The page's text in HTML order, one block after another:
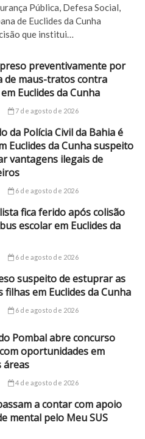
Pública, Defesa Social,
de Euclides da Cunha
que institui…
preventivamente por
de maus-tratos contra
Euclides da Cunha
7 de agosto de 2026
da Polícia Civil da Bahia é
Euclides da Cunha suspeito
vantagens ilegais de
6 de agosto de 2026
fica ferido após colisão
escolar em Euclides da
6 de agosto de 2026
suspeito de estuprar as
filhas em Euclides da Cunha
6 de agosto de 2026
Pombal abre concurso
oportunidades em
áreas
4 de agosto de 2026
a contar com apoio
mental pelo Meu SUS